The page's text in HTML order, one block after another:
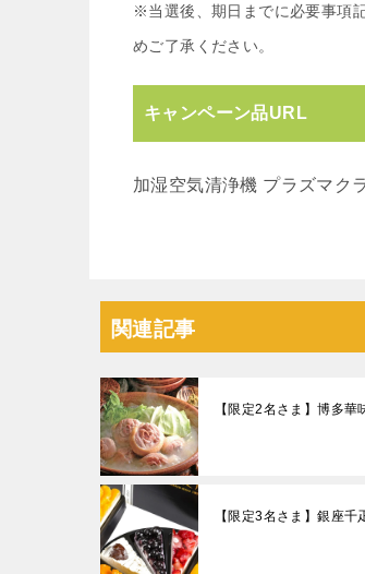
※当選後、期日までに必要事項
めご了承ください。
キャンペーン品URL
加湿空気清浄機 プラズマク
関連記事
【限定2名さま】博多
【限定3名さま】銀座